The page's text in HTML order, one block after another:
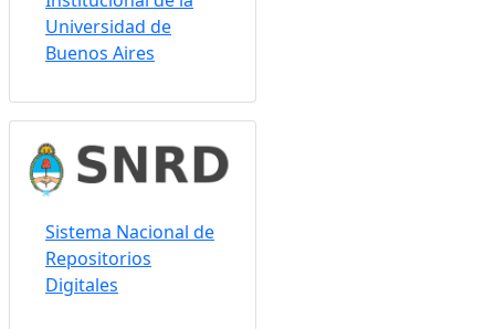
Institucional de la
Universidad de